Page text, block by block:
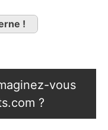
!
vous
?